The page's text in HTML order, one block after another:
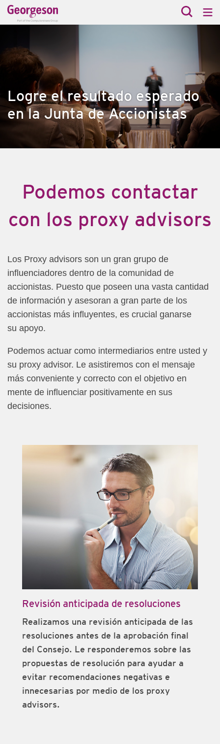
Logre el resultado esperado
en la Junta de Accionistas
Podemos contactar
con los proxy advisors
Los Proxy advisors son un gran grupo de
influenciadores dentro de la comunidad de
accionistas. Puesto que poseen una vasta cantidad
de información y asesoran a gran parte de los
accionistas más influyentes, es crucial ganarse
su apoyo.
Podemos actuar como intermediarios entre usted y
su proxy advisor. Le asistiremos con el mensaje
más conveniente y correcto con el objetivo en
mente de influenciar positivamente en sus
decisiones.
Revisión anticipada de resoluciones
Realizamos una revisión anticipada de las
resoluciones antes de la aprobación final
del Consejo. Le responderemos sobre las
propuestas de resolución para ayudar a
evitar recomendaciones negativas e
innecesarias por medio de los proxy
advisors.